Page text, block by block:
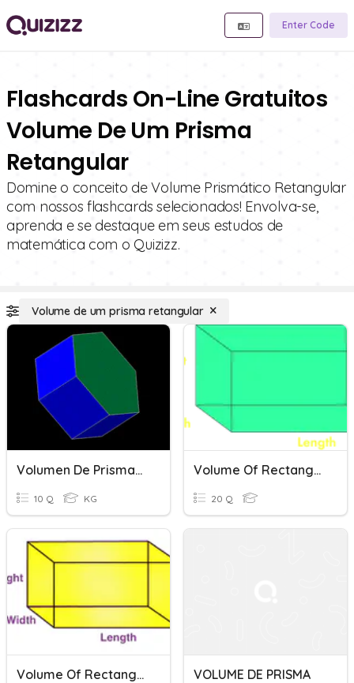
Enter Code
Flashcards On-Line Gratuitos
Volume De Um Prisma
Retangular
Domine o conceito de Volume Prismático Retangular
com nossos flashcards selecionados! Envolva-se,
aprenda e se destaque em seus estudos de
matemática com o Quizizz.
Volume de um prisma retangular
Volumen De Prismas Rectos
10 Q KG
Volume Of Rectangular Prisms
20 Q
Volume Of Rectangular Prism VOLUME DE PRISMA